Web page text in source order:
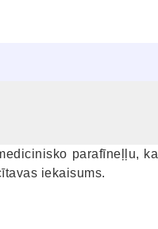
parafīneļļu,
iekaisums.